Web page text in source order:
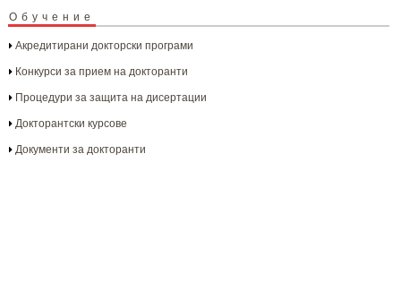
Обучение
Акредитирани докторски програми
Конкурси за прием на докторанти
Процедури за защита на дисертации
Докторантски курсове
Документи за докторанти